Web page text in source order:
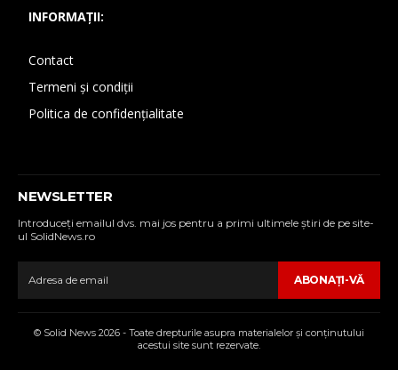
INFORMAȚII:
Contact
Termeni și condiții
Politica de confidențialitate
NEWSLETTER
Introduceţi emailul dvs. mai jos pentru a primi ultimele ştiri de pe site-
ul SolidNews.ro
ABONAŢI-VĂ
© Solid News 2026 - Toate drepturile asupra materialelor şi conţinutului
acestui site sunt rezervate.